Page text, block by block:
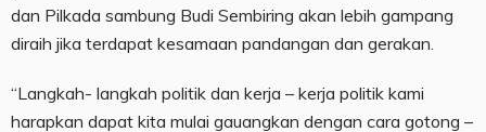
dan Pilkada sambung Budi Sembiring akan lebih gampang
diraih jika terdapat kesamaan pandangan dan gerakan.
“Langkah- langkah politik dan kerja – kerja politik kami
harapkan dapat kita mulai gauangkan dengan cara gotong –